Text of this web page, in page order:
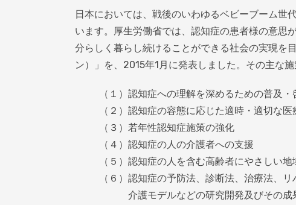
日本においては、戦後のいわゆるベビーブーム世
います。厚生労働省では、認知症の患者様の意思
分らしく暮らし続けることができる社会の実現を
ン）」を、2015年1月に発表しました。その主な施
（１）認知症への理解を深めるための普及・
（２）認知症の容態に応じた適時・適切な
（３）若年性認知症施策の強化
（４）認知症の人の介護者への支援
（５）認知症の人を含む高齢者にやさしい
（６）認知症の予防法、診断法、治療法、リ
介護モデルなどの研究開発及びその成